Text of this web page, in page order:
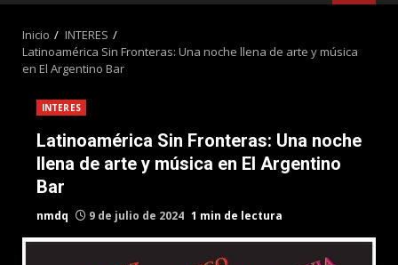
Inicio
INTERES
Latinoamérica Sin Fronteras: Una noche llena de arte y música
en El Argentino Bar
INTERES
Latinoamérica Sin Fronteras: Una noche
llena de arte y música en El Argentino
Bar
nmdq 9 de julio de 2024 1 min de lectura